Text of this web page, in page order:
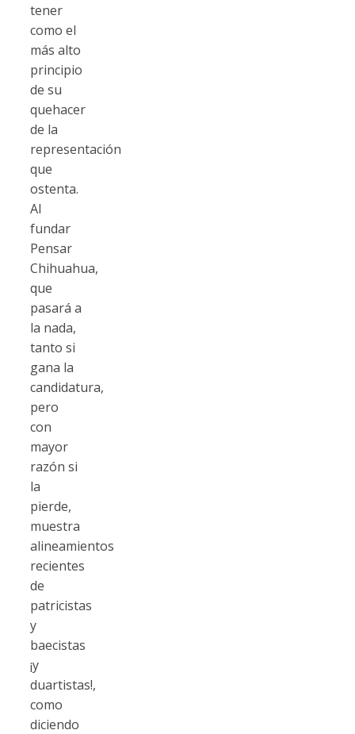
tener
como el
más alto
principio
de su
quehacer
de la
representación
que
ostenta.
Al
fundar
Pensar
Chihuahua,
que
pasará a
la nada,
tanto si
gana la
candidatura,
pero
con
mayor
razón si
la
pierde,
muestra
alineamientos
recientes
de
patricistas
y
baecistas
¡y
duartistas!,
como
diciendo